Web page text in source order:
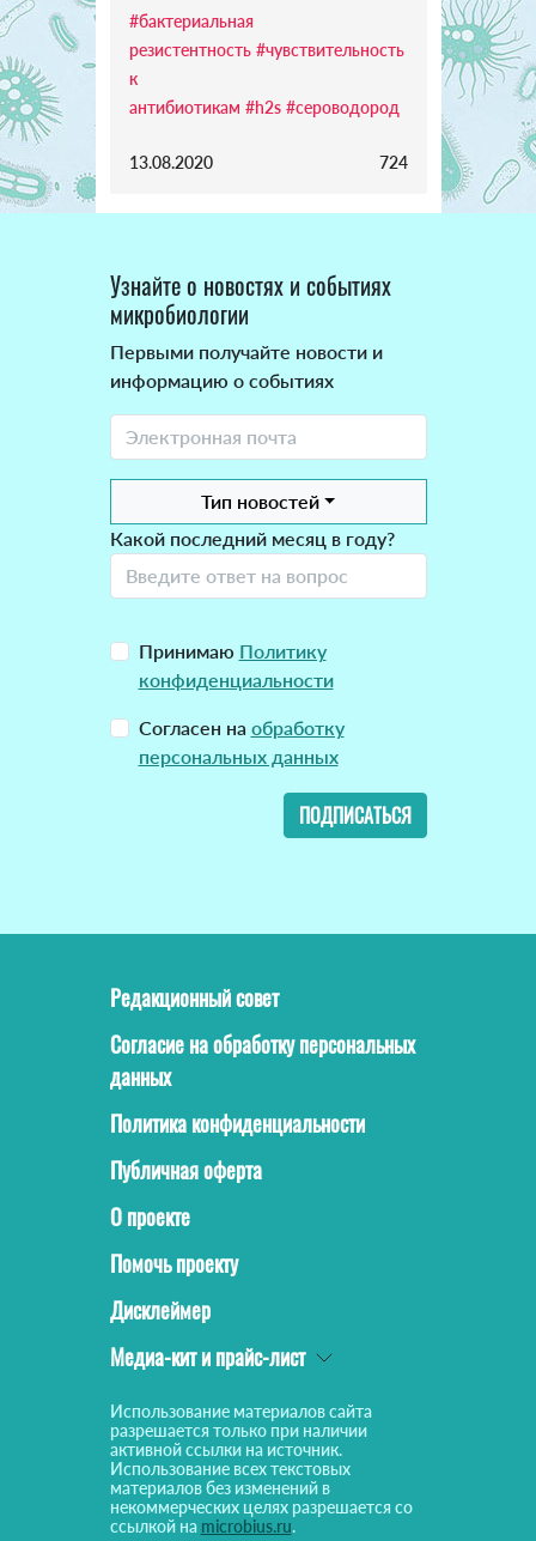
#бактериальная
резистентность #чувствительность
к
антибиотикам #h2s #сероводород
13.08.2020 724
Узнайте о новостях и событиях
микробиологии
Первыми получайте новости и
информацию о событиях
Тип новостей
Какой последний месяц в году?
Принимаю Политику
конфиденциальности
Согласен на обработку
персональных данных
ПОДПИСАТЬСЯ
Редакционный совет
Согласие на обработку персональных
данных
Политика конфиденциальности
Публичная оферта
О проекте
Помочь проекту
Дисклеймер
Медиа-кит и прайс-лист
Использование материалов сайта
разрешается только при наличии
активной ссылки на источник.
Использование всех текстовых
материалов без изменений в
некоммерческих целях разрешается со
ссылкой на microbius.ru.